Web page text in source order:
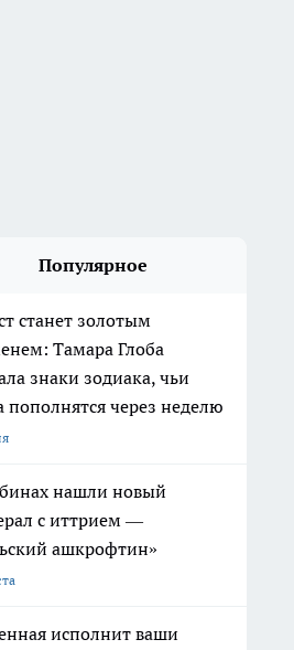
Популярное
станет золотым
Тамара Глоба
знаки зодиака, чьи
пополнятся через неделю
нашли новый
с иттрием —
ашкрофтин»
исполнит ваши